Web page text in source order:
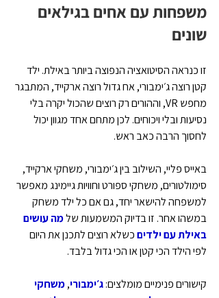
משפחות עם אחים בגילאים
שונים
זו כנראה הסיטואציה הנפוצה ביותר באילת. ילד
קטן רוצה ג׳ימבורי, אח גדול רוצה ארקייד, המתבגר
מחפש VR, וההורים רק רוצים שהכול יקרה בלי
נסיעות ובלי ויכוחים. לכן מתחם אחד מגוון יכול
לחסוך הרבה כאב ראש.
באייס פליי, השילוב בין ג׳ימבורי, משחקי ארקייד,
סימולטורים, משחקי ספורט וחוויות גיימינג מאפשר
למשפחה להישאר יחד, גם אם כל ילד משחק
במשהו אחר. זו בדיוק המשמעות של מה עושים
באילת עם ילדים כשלא רוצים לתכנן את היום
לפי הילד הכי קטן או הכי גדול בלבד.
קישורים פנימיים מומלצים: ג׳ימבורי, משחקי